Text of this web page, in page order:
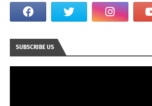
SUBSCRIBE US